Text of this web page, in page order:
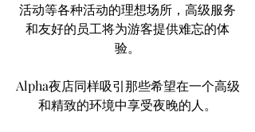
活动等各种活动的理想场所，高级服务
和友好的员工将为游客提供难忘的体
验。
Alpha夜店同样吸引那些希望在一个高级
和精致的环境中享受夜晚的人。